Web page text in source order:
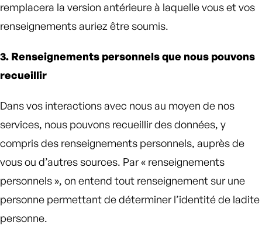
remplacera la version antérieure à laquelle vous et vos
renseignements auriez être soumis.
3. Renseignements personnels que nous pouvons
recueillir
Dans vos interactions avec nous au moyen de nos
services, nous pouvons recueillir des données, y
compris des renseignements personnels, auprès de
vous ou d’autres sources. Par « renseignements
personnels », on entend tout renseignement sur une
personne permettant de déterminer l’identité de ladite
personne.